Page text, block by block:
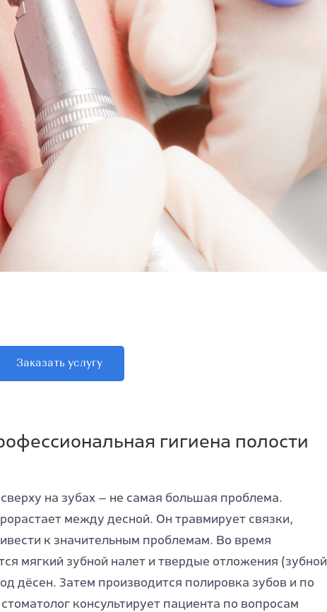
Заказать услугу
гигиена полости
на зубах — не самая большая проблема.
между десной. Он травмирует связки,
к значительным проблемам. Во время
мягкий зубной налет и твердые отложения (зубной
дёсен. Затем производится полировка зубов и по
консультирует пациента по вопросам